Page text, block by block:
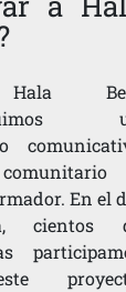
En el
cientos